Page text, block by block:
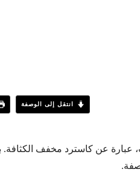
انتقل إلى الوصفة
عن كاسترد مخفف الكثافة.